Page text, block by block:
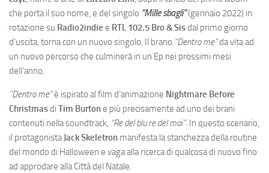
che porta il suo nome, e del singolo “Mille sbagli”(gennaio 2022) in
rotazione su Radio2indie e RTL 102.5 Bro & Sisdal primo giorno
d’uscita, torna con un nuovo singolo. Il brano “Dentro me”da vita ad
un nuovo percorso che culminerà in un Ep nei prossimi mesi
dell’anno.
“Dentro me”è ispirato al film d’animazione Nightmare Before
Christmasdi Tim Burtone più precisamente ad uno dei brani
contenuti nella soundtrack, “Re del blu re del mai”. In questo scenario,
il protagonistaJack Skeletron manifesta la stanchezza della routine
del mondo di Halloween e vaga alla ricerca di qualcosa di nuovo fino
ad approdare alla Città del Natale.